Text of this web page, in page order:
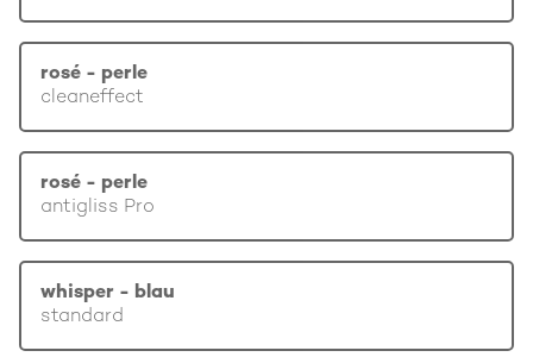
rosé - perle
cleaneffect
rosé - perle
antigliss Pro
whisper - blau
standard